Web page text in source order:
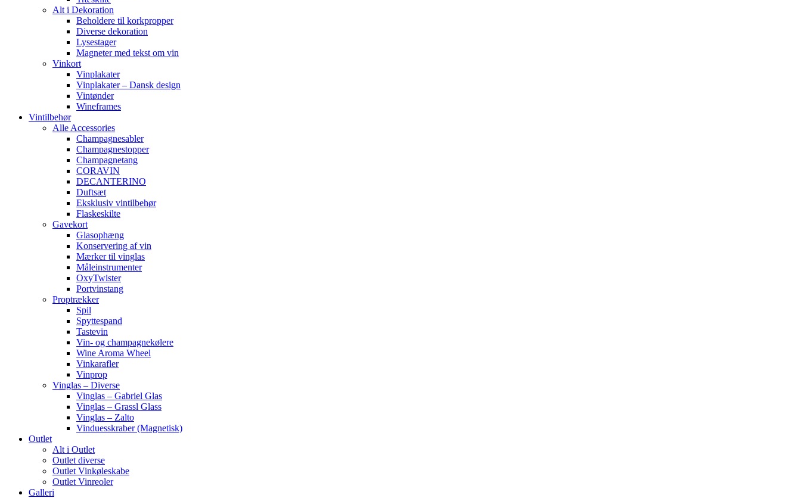
Alt i Dekoration
Beholdere til korkpropper
Diverse dekoration
Lysestager
Magneter med tekst om vin
Vinkort
Vinplakater
Vinplakater – Dansk design
Vintønder
Wineframes
Vintilbehør
Alle Accessories
Champagnesabler
Champagnestopper
Champagnetang
CORAVIN
DECANTERINO
Duftsæt
Eksklusiv vintilbehør
Flaskeskilte
Gavekort
Glasophæng
Konservering af vin
Mærker til vinglas
Måleinstrumenter
OxyTwister
Portvinstang
Proptrækker
Spil
Spyttespand
Tastevin
Vin- og champagnekølere
Wine Aroma Wheel
Vinkarafler
Vinprop
Vinglas – Diverse
Vinglas – Gabriel Glas
Vinglas – Grassl Glass
Vinglas – Zalto
Vinduesskraber (Magnetisk)
Outlet
Alt i Outlet
Outlet diverse
Outlet Vinkøleskabe
Outlet Vinreoler
Galleri